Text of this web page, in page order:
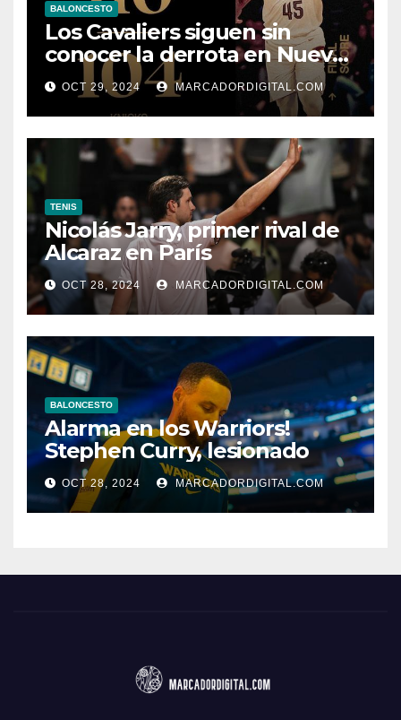
BALONCESTO
Los Cavaliers siguen sin
conocer la derrota en Nueva
York
OCT 29, 2024 MARCADORDIGITAL.COM
TENIS
Nicolás Jarry, primer rival de
Alcaraz en París
OCT 28, 2024 MARCADORDIGITAL.COM
BALONCESTO
Alarma en los Warriors!
Stephen Curry, lesionado
OCT 28, 2024 MARCADORDIGITAL.COM